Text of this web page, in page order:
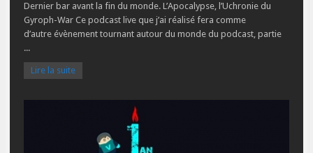
Dernier bar avant la fin du monde. L’Apocalypse, l’Uchronie du
Gyroph-War Ce podcast live que j’ai réalisé fera comme
d’autre évènement tournant autour du monde du podcast, partie
...
Lire la suite